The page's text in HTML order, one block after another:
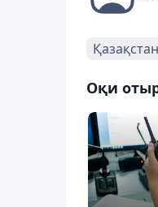
Қазақстан
Оқи